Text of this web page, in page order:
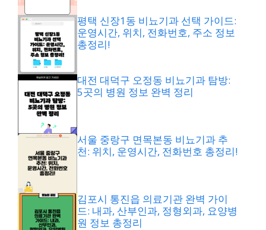
평택 신장1동 비뇨기과 선택 가이드:
운영시간, 위치, 전화번호, 주소 정보
총정리!
대전 대덕구 오정동 비뇨기과 탐방:
5곳의 병원 정보 완벽 정리
서울 중랑구 면목본동 비뇨기과 추
천: 위치, 운영시간, 전화번호 총정리!
김포시 통진읍 의료기관 완벽 가이
드: 내과, 산부인과, 정형외과, 요양병
원 정보 총정리